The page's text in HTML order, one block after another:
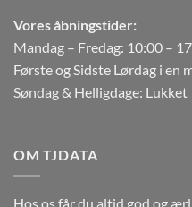
Vores åbningstider:
Mandag – Fredag: 10:00 –
Første og Sidste Lørdag i en
Søndag & Helligdage: Lukket
OM TJDATA
Hos os får du altid god og